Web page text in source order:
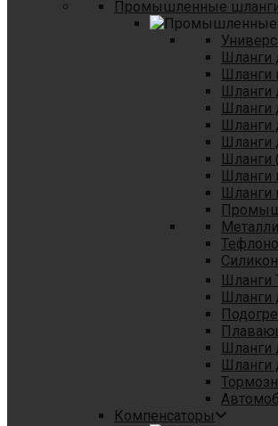
Промышленные
Шланги
Шланги
Шланги
Шланги
Шланги
Шланги
Шланги
Шланги
Шланги
Шланги
Шланги
Шланги
Шланги
Компенсаторы